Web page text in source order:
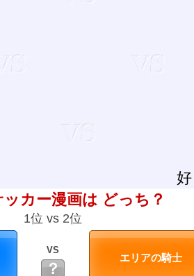
カー漫画は どっち？
1位 vs 2位
VS
？